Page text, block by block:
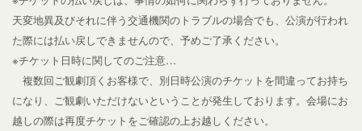
天変地異及びそれに伴う交通機関のトラブルの場合でも、公演が行われ
た際には払い戻しできませんので、予めご了承ください。
※チケット日時に関してのご注意…
複数回ご観劇頂くお客様で、別日時公演のチケットを間違ってお持ち
になり、ご観劇いただけないということが発生しております。会場にお
越しの際は再度チケットをご確認の上お越しください。